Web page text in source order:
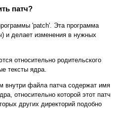
патч?
'patch'. Эта программа
и делает изменения в нужных
относительно родительского
тексты ядра.
внутри файла патча содержат имя
относительно которой этот патч
других директорий подобно